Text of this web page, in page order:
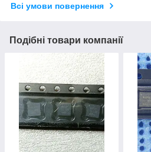
Всі умови повернення
Подібні товари компанії